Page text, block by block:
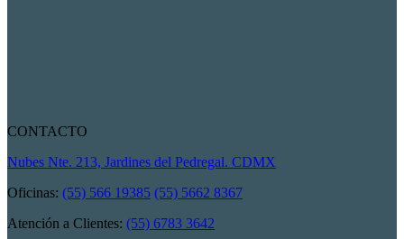
CONTACTO
Nubes Nte. 213, Jardines del Pedregal. CDMX
Oficinas: (55) 566 19385 (55) 5662 8367
Atención a Clientes: (55) 6783 3642